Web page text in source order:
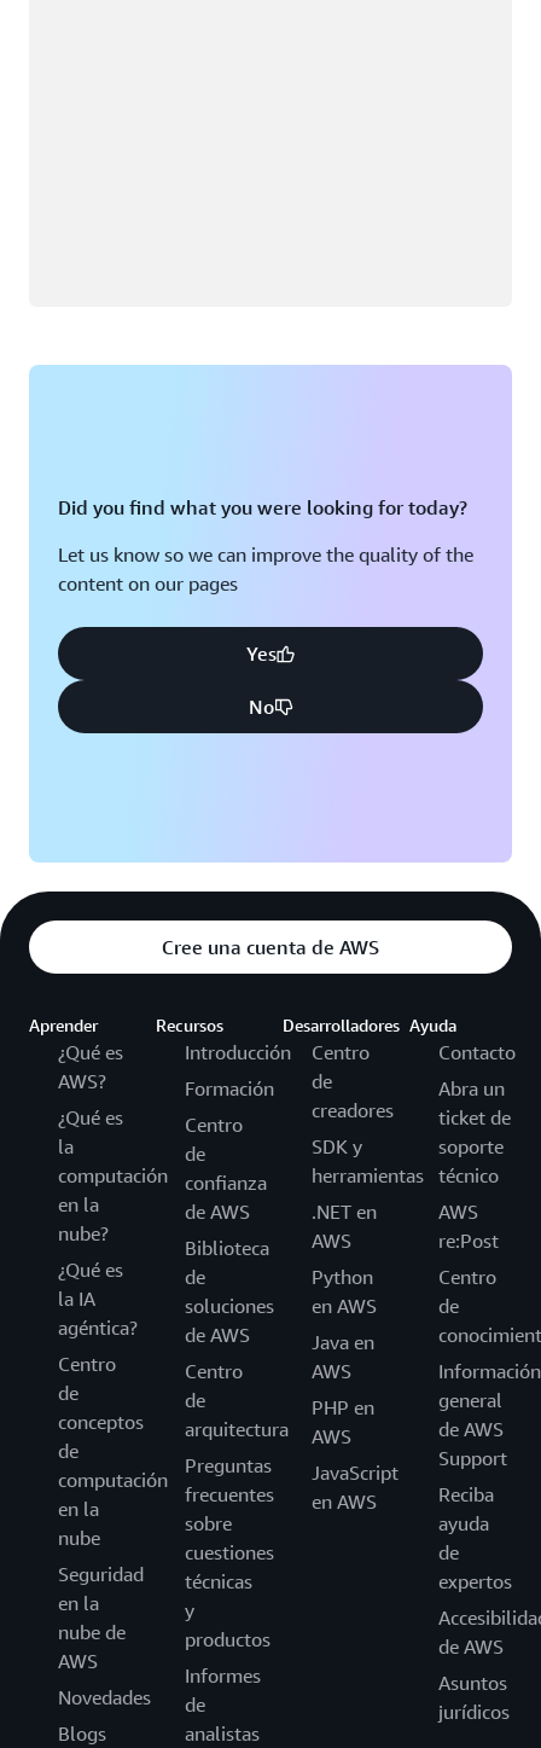
Did you find what you were looking for today?
Let us know so we can improve the quality of the
content on our pages
Yes
No
Cree una cuenta de AWS
Aprender
¿Qué es
AWS?
¿Qué es
la
computación
en la
nube?
¿Qué es
la IA
agéntica?
Centro
de
conceptos
de
computación
en la
nube
Seguridad
en la
nube de
AWS
Novedades
Blogs
Recursos
Introducción
Formación
Centro
de
confianza
de AWS
Biblioteca
de
soluciones
de AWS
Centro
de
arquitectura
Preguntas
frecuentes
sobre
cuestiones
técnicas
y
productos
Informes
de
analistas
Desarrolladores
Centro
de
creadores
SDK y
herramientas
.NET en
AWS
Python
en AWS
Java en
AWS
PHP en
AWS
JavaScript
en AWS
Ayuda
Contacto
Abra un
ticket de
soporte
técnico
AWS
re:Post
Centro
de
Información
general
de AWS
Support
Reciba
ayuda
de
expertos
de AWS
Asuntos
jurídicos